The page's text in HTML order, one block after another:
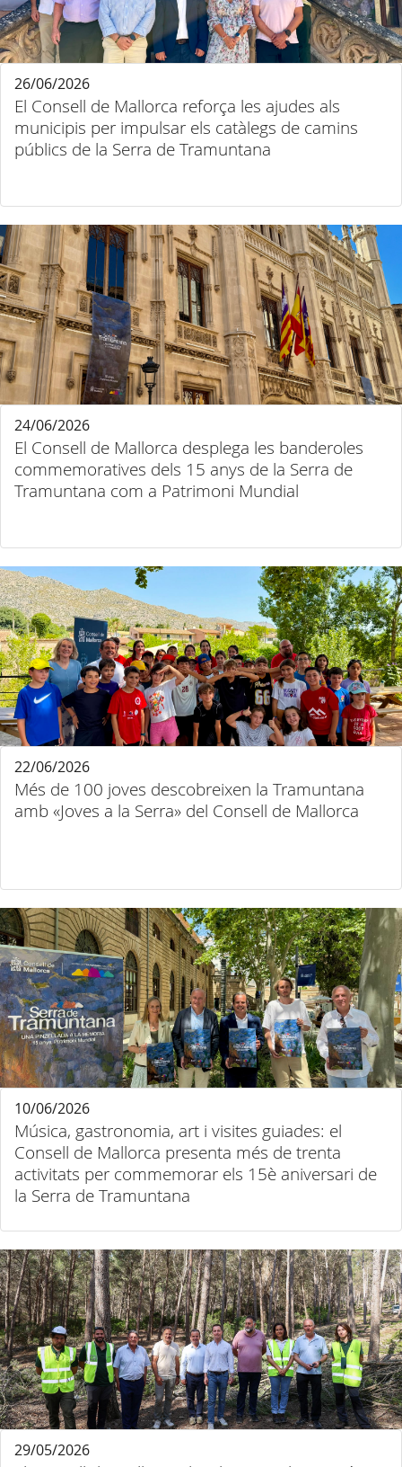
El Consell de Mallorca reforça les ajudes als
municipis per impulsar els catàlegs de camins
públics de la Serra de Tramuntana
26/06/2026
El Consell de Mallorca desplega les banderoles
commemoratives dels 15 anys de la Serra de
Tramuntana com a Patrimoni Mundial
24/06/2026
Més de 100 joves descobreixen la Tramuntana
amb «Joves a la Serra» del Consell de Mallorca
22/06/2026
Música, gastronomia, art i visites guiades: el
Consell de Mallorca presenta més de trenta
activitats per commemorar els 15è aniversari de
la Serra de Tramuntana
10/06/2026
29/05/2026